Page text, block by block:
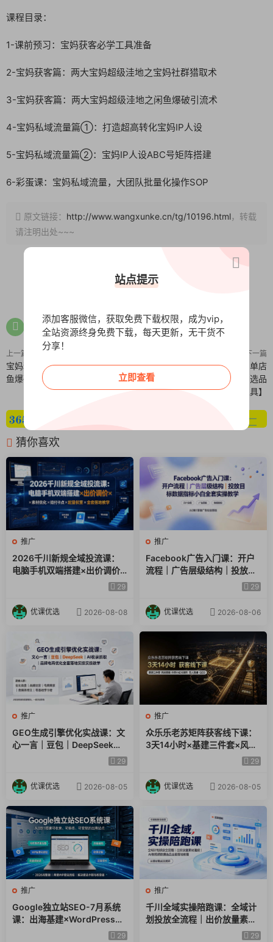
课程目录：
1-课前预习：宝妈获客必学工具准备
2-宝妈获客篇：两大宝妈超级洼地之宝妈社群猎取术
3-宝妈获客篇：两大宝妈超级洼地之闲鱼爆破引流术
4-宝妈私域流量篇①：打造超高转化宝妈IP人设
5-宝妈私域流量篇②：宝妈IP人设ABC号矩阵搭建
6-彩蛋课：宝妈私域流量，大团队批量化操作SOP
原文链接： http://www.wangxunke.cn/tg/10196.html，转载
请注明出处~~~
0 0
上一篇
宝妈粉精准引流课，社群猎取+闲
鱼爆破，私域批量转化全攻略
下一篇
最新拼多多虚拟电商实操手册 单店
日入3位 小白快速上手【附赠选品
工具】
猜你喜欢
推广
2026千川新规全域投流课：
电脑手机双端搭建×出价调价×
素材优化×赔付卡点×起量权重
29
优课优选 2026-08-08
推广
Facebook广告入门课：开户
流程｜广告层级结构｜投放目
标数据指标小白全套实操教学
29
优课优选 2026-08-06
推广
GEO生成引擎优化实战课：文
心一言｜豆包｜DeepSeek｜
AI收录抓取｜品牌电商优化全
29
优课优选 2026-08-05
推广
众乐乐老苏矩阵获客线下课：
3天14小时×基建三件套×风控
策略×抖音小红书矩阵×无人直
29
优课优选 2026-08-05
推广
Google独立站SEO-7月系统
课：出海基建×WordPress建
站×AI内容生产×站内外优化×29
推广
千川全域实操陪跑课：全域计
划投放全流程｜出价放量素材
追投｜AI做视频数据选品全套
29
站点提示
添加客服微信，获取免费下载权限，成为vip，
全站资源终身免费下载，每天更新，无干货不
分享！
立即查看